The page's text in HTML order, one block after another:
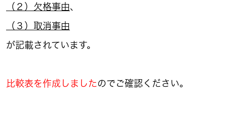
（２）欠格事由、
（３）取消事由
が記載されています。
比較表を作成しましたのでご確認ください。